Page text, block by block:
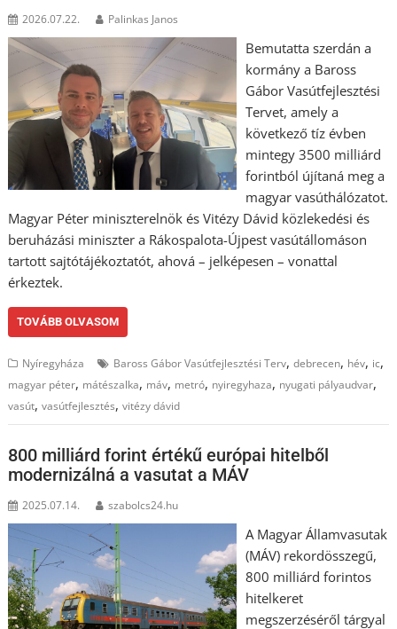
2026.07.22. Palinkas Janos
Bemutatta szerdán a
kormány a Baross
Gábor Vasútfejlesztési
Tervet, amely a
következő tíz évben
mintegy 3500 milliárd
forintból újítaná meg a
magyar vasúthálózatot.
Magyar Péter miniszterelnök és Vitézy Dávid közlekedési és
beruházási miniszter a Rákospalota-Újpest vasútállomáson
tartott sajtótájékoztatót, ahová – jelképesen – vonattal
érkeztek.
TOVÁBB OLVASOM
Nyíregyháza Baross Gábor Vasútfejlesztési Terv,debrecen, hév, ic,
magyar péter, mátészalka, máv, metró, nyiregyhaza, nyugati pályaudvar,
vasút,vasútfejlesztés,vitézy dávid
800 milliárd forint értékű európai hitelből
modernizálná a vasutat a MÁV
2025.07.14. szabolcs24.hu
A Magyar Államvasutak
(MÁV) rekordösszegű,
800 milliárd forintos
hitelkeret
megszerzéséről tárgyal